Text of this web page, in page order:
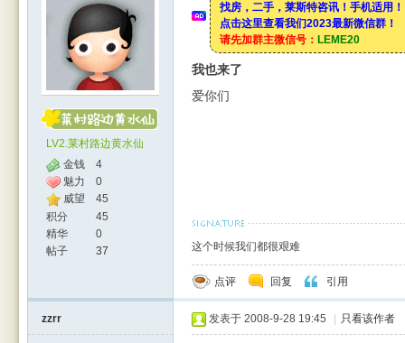
LV2.莱村路边黄水仙
金钱
4
魅力
0
威望
45
积分
45
精华
0
帖子
37
找房，二手，莱斯特咨讯！手机适用！
点击这里查看我们2023最新微信群！
请先加群主微信号： LEME20
我也来了
爱你们
这个时候我们都很艰难
点评 回复 引用
zzrr 发表于 2008-9-28 19:45 只看该作者